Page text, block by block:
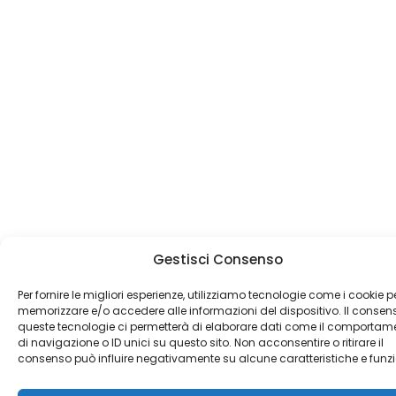
Gestisci Consenso
Per fornire le migliori esperienze, utilizziamo tecnologie come i cookie
memorizzare e/o accedere alle informazioni del dispositivo. Il
queste tecnologie ci permetterà di elaborare dati come il
di navigazione o ID unici su questo sito. Non acconsentire o ritirare il
consenso può influire negativamente su alcune caratteristiche e